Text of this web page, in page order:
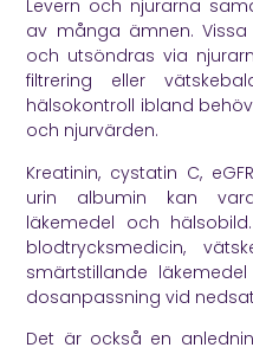
Levern och njurarna
av många ämnen.
och utsöndras via
filtrering eller
hälsokontroll ibland
och njurvärden.
Kreatinin, cystatin C,
urin albumin kan
läkemedel och
blodtrycksmedicin,
smärtstillande
dosanpassning vid
Det är också en